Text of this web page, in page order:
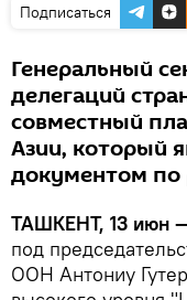
Подписаться
Генеральный
делегаций
совместный
Азии, который
документом по
ТАШКЕНТ, 13 июн
под
ООН Антониу